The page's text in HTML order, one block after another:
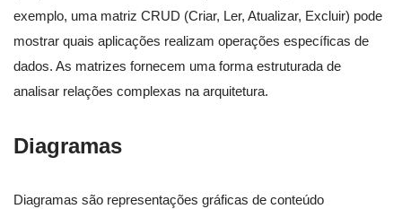
exemplo, uma matriz CRUD (Criar, Ler, Atualizar, Excluir) pode
mostrar quais aplicações realizam operações específicas de
dados. As matrizes fornecem uma forma estruturada de
analisar relações complexas na arquitetura.
Diagramas
Diagramas são representações gráficas de conteúdo